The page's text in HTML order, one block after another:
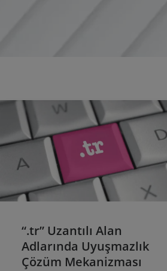
“.tr” Uzantılı Alan
Adlarında Uyuşmazlık
Çözüm Mekanizması